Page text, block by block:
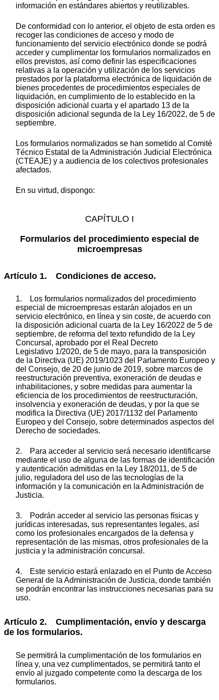
información en estándares abiertos y reutilizables.
De conformidad con lo anterior, el objeto de esta orden es
recoger las condiciones de acceso y modo de
funcionamiento del servicio electrónico donde se podrá
acceder y cumplimentar los formularios normalizados en
ellos previstos, así como definir las especificaciones
relativas a la operación y utilización de los servicios
prestados por la plataforma electrónica de liquidación de
bienes procedentes de procedimientos especiales de
liquidación, en cumplimiento de lo establecido en la
disposición adicional cuarta y el apartado 13 de la
disposición adicional segunda de la Ley 16/2022, de 5 de
septiembre.
Los formularios normalizados se han sometido al Comité
Técnico Estatal de la Administración Judicial Electrónica
(CTEAJE) y a audiencia de los colectivos profesionales
afectados.
En su virtud, dispongo:
CAPÍTULO I
Formularios del procedimiento especial de
microempresas
Artículo 1. Condiciones de acceso.
1. Los formularios normalizados del procedimiento
especial de microempresas estarán alojados en un
servicio electrónico, en línea y sin coste, de acuerdo con
la disposición adicional cuarta de la Ley 16/2022 de 5 de
septiembre, de reforma del texto refundido de la Ley
Concursal, aprobado por el Real Decreto
Legislativo 1/2020, de 5 de mayo, para la transposición
de la Directiva (UE) 2019/1023 del Parlamento Europeo y
del Consejo, de 20 de junio de 2019, sobre marcos de
reestructuración preventiva, exoneración de deudas e
inhabilitaciones, y sobre medidas para aumentar la
eficiencia de los procedimientos de reestructuración,
insolvencia y exoneración de deudas, y por la que se
modifica la Directiva (UE) 2017/1132 del Parlamento
Europeo y del Consejo, sobre determinados aspectos del
Derecho de sociedades.
2. Para acceder al servicio será necesario identificarse
mediante el uso de alguna de las formas de identificación
y autenticación admitidas en la Ley 18/2011, de 5 de
julio, reguladora del uso de las tecnologías de la
información y la comunicación en la Administración de
Justicia.
3. Podrán acceder al servicio las personas físicas y
jurídicas interesadas, sus representantes legales, así
como los profesionales encargados de la defensa y
representación de las mismas, otros profesionales de la
justicia y la administración concursal.
4. Este servicio estará enlazado en el Punto de Acceso
General de la Administración de Justicia, donde también
se podrán encontrar las instrucciones necesarias para su
uso.
Artículo 2. Cumplimentación, envío y descarga
de los formularios.
Se permitirá la cumplimentación de los formularios en
línea y, una vez cumplimentados, se permitirá tanto el
envío al juzgado competente como la descarga de los
formularios.